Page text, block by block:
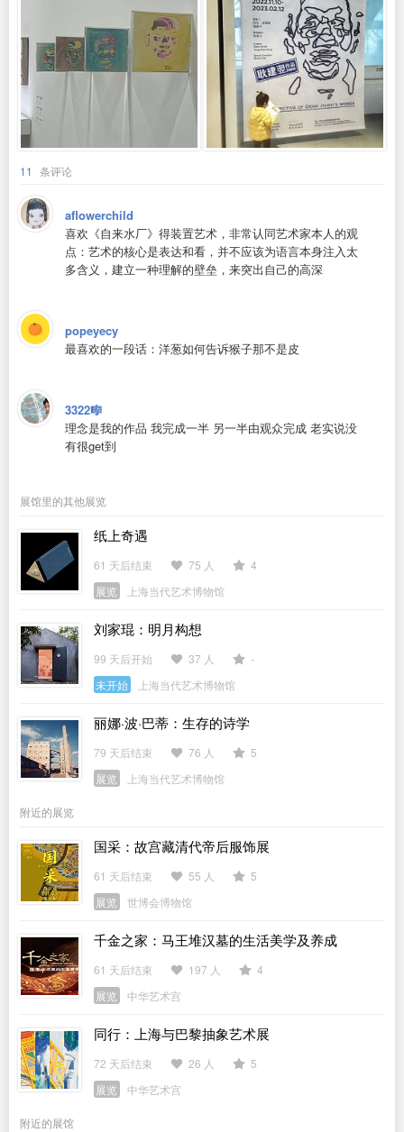
11 条评论
aflowerchild
喜欢《自来水厂》得装置艺术，非常认同艺术家本人的观
点：艺术的核心是表达和看，并不应该为语言本身注入太
多含义，建立一种理解的壁垒，来突出自己的高深
popeyecy
最喜欢的一段话：洋葱如何告诉猴子那不是皮
3322🎼
理念是我的作品 我完成一半 另一半由观众完成 老实说没
有很get到
展馆里的其他展览
纸上奇遇
61 天后结束 75 人
4
展览
上海当代艺术博物馆
刘家琨：明月构想
99 天后开始 37 人
-
未开始
上海当代艺术博物馆
丽娜·波·巴蒂：生存的诗学
79 天后结束 76 人
5
展览
上海当代艺术博物馆
附近的展览
国采：故宫藏清代帝后服饰展
61 天后结束 55 人
5
展览
世博会博物馆
千金之家：马王堆汉墓的生活美学及养成
61 天后结束 197 人
4
展览
中华艺术宫
同行：上海与巴黎抽象艺术展
72 天后结束 26 人
5
展览
中华艺术宫
附近的展馆